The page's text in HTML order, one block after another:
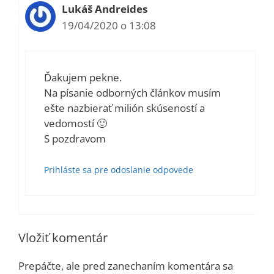
Lukáš Andreides
19/04/2020 o 13:08
Ďakujem pekne.
Na písanie odborných článkov musím
ešte nazbierať milión skúseností a
vedomostí 🙂
S pozdravom
Prihláste sa pre odoslanie odpovede
Vložiť komentár
Prepáčte, ale pred zanechaním komentára sa